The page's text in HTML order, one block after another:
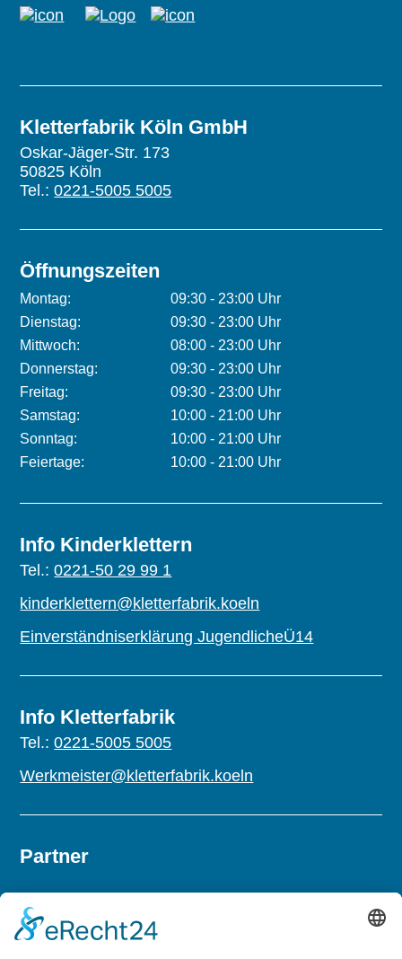
Kletterfabrik Köln GmbH
Oskar-Jäger-Str. 173
50825 Köln
Tel.:0221-5005 5005
Öffnungszeiten
Montag:
09:30 - 23:00 Uhr
Dienstag:
09:30 - 23:00 Uhr
Mittwoch:
08:00 - 23:00 Uhr
Donnerstag:
09:30 - 23:00 Uhr
Freitag:
09:30 - 23:00 Uhr
Samstag:
10:00 - 21:00 Uhr
Sonntag:
10:00 - 21:00 Uhr
Feiertage:
10:00 - 21:00 Uhr
Info Kinderklettern
Tel.:0221-50 29 99 1
kinderklettern@kletterfabrik.koeln
Einverständniserklärung JugendlicheÜ14
Info Kletterfabrik
Tel.:0221-5005 5005
Werkmeister@kletterfabrik.koeln
Partner